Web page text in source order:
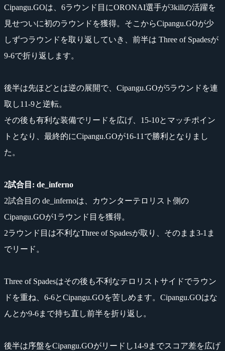
Cipangu.GOは、6ラウンド目にORONAI選手が3killの活躍を
見せついに初のラウンドを獲得。そこからCipangu.GOが少
しずつラウンドを取り返していき、前半は Three of Spadesが
9-6で折り返します。
後半は先ほどとは逆の展開で、Cipangu.GOが5ラウンドを連
取し11-9と逆転。
その後も有利な装備でリードを広げ、15-10とマッチポイン
トとなり、最終的にCipangu.GOが16-11で勝利となりまし
た。
2試合目: de_inferno
2試合目の de_infernoは、カウンターテロリスト側の
Cipangu.GOが1ラウンド目を獲得。
2ラウンド目は不利なThree of Spadesが取り、そのまま3-1ま
でリード。
Three of Spadesはその後も不利なテロリストサイドでラウン
ドを重ね、6-6とCipangu.GOを苦しめます。Cipangu.GOはな
んとか9-6まで持ち直し前半を折り返し。
後半は序盤をCipangu.GOがリードし14-9までスコア差を広げ